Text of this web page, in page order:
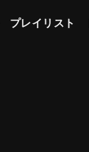
プレイリスト